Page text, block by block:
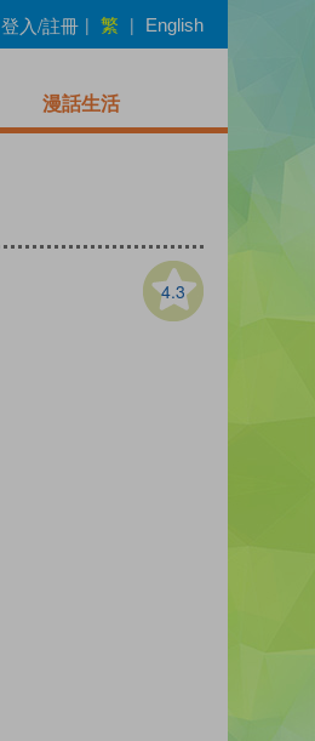
登入/註冊 | 繁 | English
漫話生活
4.3